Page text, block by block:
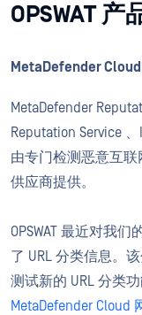
OPSWAT 产
MetaDefender
MetaDefender
Reputation Service
由专门检测恶意互
供应商提供。
OPSWAT 最近对我
了 URL 分类信息。
测试新的 URL 分类
MetaDefender Cloud